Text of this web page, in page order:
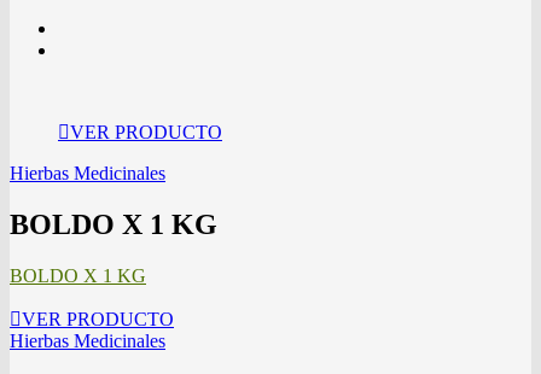
VER PRODUCTO
Hierbas Medicinales
BOLDO X 1 KG
BOLDO X 1 KG
VER PRODUCTO
Hierbas Medicinales